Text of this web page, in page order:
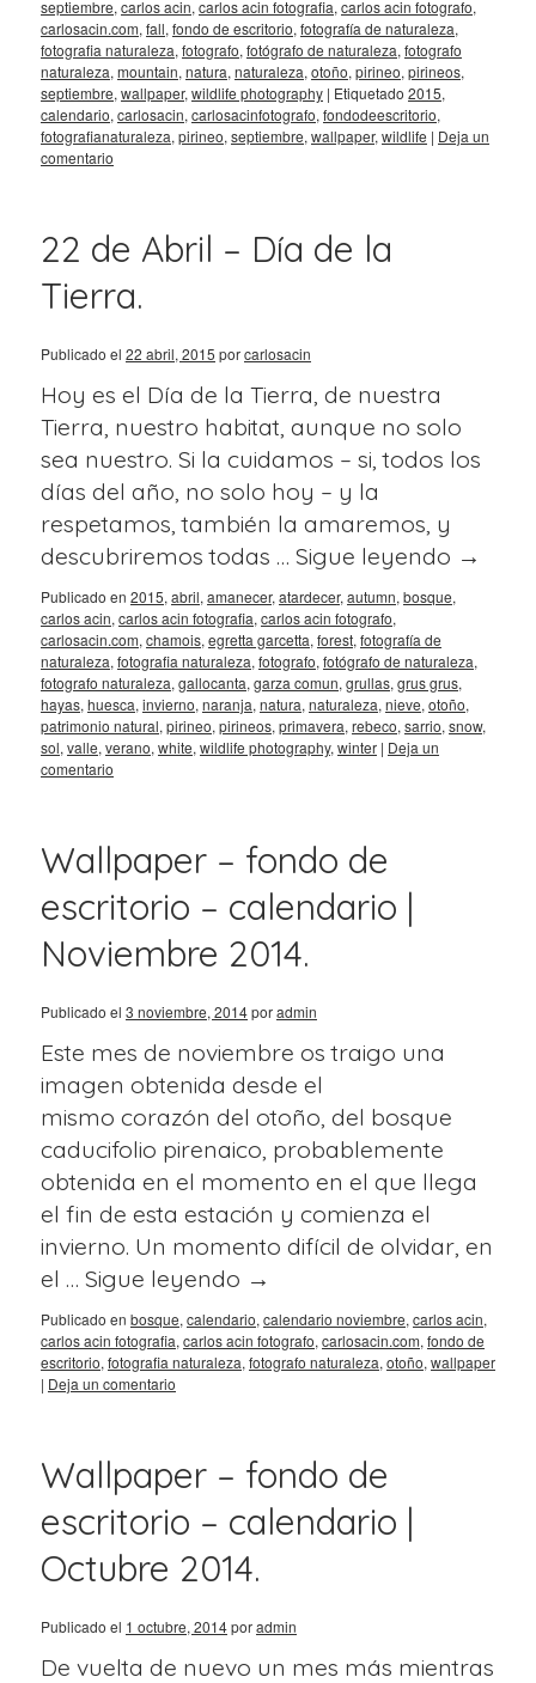
septiembre, carlos acin, carlos acin fotografia, carlos acin fotografo,
carlosacin.com, fall, fondo de escritorio, fotografía de naturaleza,
fotografia naturaleza, fotografo, fotógrafo de naturaleza, fotografo
naturaleza, mountain, natura, naturaleza, otoño, pirineo, pirineos,
septiembre, wallpaper, wildlife photography | Etiquetado 2015,
calendario, carlosacin, carlosacinfotografo, fondodeescritorio,
fotografianaturaleza, pirineo, septiembre, wallpaper, wildlife | Deja un
comentario
22 de Abril – Día de la
Tierra.
Publicado el 22 abril, 2015 porcarlosacin
Hoy es el Día de la Tierra, de nuestra
Tierra, nuestro habitat, aunque no solo
sea nuestro. Si la cuidamos – si, todos los
días del año, no solo hoy – y la
respetamos, también la amaremos, y
descubriremos todas … Sigue leyendo →
Publicado en 2015, abril, amanecer, atardecer, autumn, bosque,
carlos acin, carlos acin fotografia, carlos acin fotografo,
carlosacin.com, chamois, egretta garcetta, forest, fotografía de
naturaleza, fotografia naturaleza, fotografo, fotógrafo de naturaleza,
fotografo naturaleza, gallocanta, garza comun, grullas, grus grus,
hayas, huesca, invierno, naranja, natura, naturaleza, nieve, otoño,
patrimonio natural, pirineo, pirineos, primavera, rebeco, sarrio, snow,
sol, valle, verano, white, wildlife photography, winter | Deja un
comentario
Wallpaper – fondo de
escritorio – calendario |
Noviembre 2014.
Publicado el 3 noviembre, 2014poradmin
Este mes de noviembre os traigo una
imagen obtenida desde el
mismo corazón del otoño, del bosque
caducifolio pirenaico, probablemente
obtenida en el momento en el que llega
el fin de esta estación y comienza el
invierno. Un momento difícil de olvidar, en
el … Sigue leyendo →
Publicado en bosque, calendario, calendario noviembre, carlos acin,
carlos acin fotografia, carlos acin fotografo, carlosacin.com, fondo de
escritorio, fotografia naturaleza, fotografo naturaleza, otoño, wallpaper
| Deja un comentario
Wallpaper – fondo de
escritorio – calendario |
Octubre 2014.
Publicado el 1 octubre, 2014poradmin
De vuelta de nuevo un mes más mientras